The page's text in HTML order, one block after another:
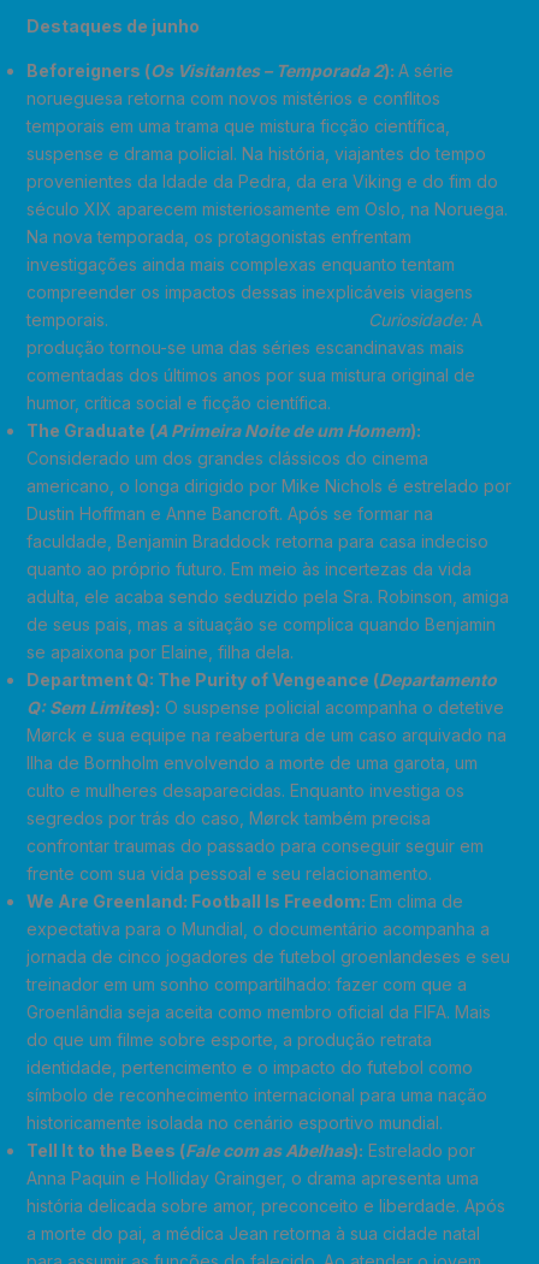
Destaques de junho
Beforeigners (Os Visitantes – Temporada 2): A série
norueguesa retorna com novos mistérios e conflitos
temporais em uma trama que mistura ficção científica,
suspense e drama policial. Na história, viajantes do tempo
provenientes da Idade da Pedra, da era Viking e do fim do
século XIX aparecem misteriosamente em Oslo, na Noruega.
Na nova temporada, os protagonistas enfrentam
investigações ainda mais complexas enquanto tentam
compreender os impactos dessas inexplicáveis viagens
temporais.
Curiosidade:A
produção tornou-se uma das séries escandinavas mais
comentadas dos últimos anos por sua mistura original de
humor, crítica social e ficção científica.
The Graduate (A Primeira Noite de um Homem):
Considerado um dos grandes clássicos do cinema
americano, o longa dirigido por Mike Nichols é estrelado por
Dustin Hoffman e Anne Bancroft. Após se formar na
faculdade, Benjamin Braddock retorna para casa indeciso
quanto ao próprio futuro. Em meio às incertezas da vida
adulta, ele acaba sendo seduzido pela Sra. Robinson, amiga
de seus pais, mas a situação se complica quando Benjamin
se apaixona por Elaine, filha dela.
Department Q: The Purity of Vengeance (Departamento
Q: Sem Limites): O suspense policial acompanha o detetive
Mørck e sua equipe na reabertura de um caso arquivado na
Ilha de Bornholm envolvendo a morte de uma garota, um
culto e mulheres desaparecidas. Enquanto investiga os
segredos por trás do caso, Mørck também precisa
confrontar traumas do passado para conseguir seguir em
frente com sua vida pessoal e seu relacionamento.
We Are Greenland: Football Is Freedom: Em clima de
expectativa para o Mundial, o documentário acompanha a
jornada de cinco jogadores de futebol groenlandeses e seu
treinador em um sonho compartilhado: fazer com que a
Groenlândia seja aceita como membro oficial da FIFA. Mais
do que um filme sobre esporte, a produção retrata
identidade, pertencimento e o impacto do futebol como
símbolo de reconhecimento internacional para uma nação
historicamente isolada no cenário esportivo mundial.
Tell It to the Bees (Fale com as Abelhas): Estrelado por
Anna Paquin e Holliday Grainger, o drama apresenta uma
história delicada sobre amor, preconceito e liberdade. Após
a morte do pai, a médica Jean retorna à sua cidade natal